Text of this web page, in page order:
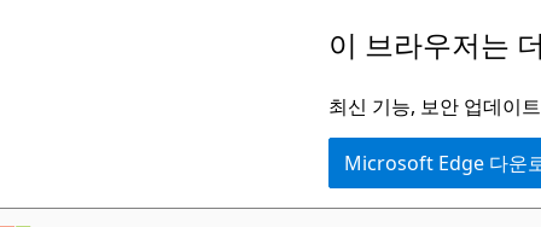
로
이 브라우저는
최신 기능, 보안 업데이
Microsoft Edge 다운